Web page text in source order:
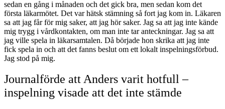
sedan en gång i månaden och det gick bra, men sedan kom det
första läkarmötet. Det var hätsk stämning så fort jag kom in. Läkaren
sa att jag får för mig saker, att jag hör saker. Jag sa att jag inte kände
mig trygg i vårdkontakten, om man inte tar anteckningar. Jag sa att
jag ville spela in läkarsamtalen. Då började hon skrika att jag inte
fick spela in och att det fanns beslut om ett lokalt inspelningsförbud.
Jag stod på mig.
Journalförde att Anders varit hotfull –
inspelning visade att det inte stämde